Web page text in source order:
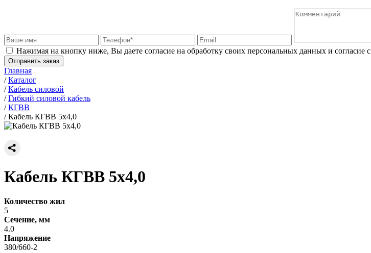
Нажимая на кнопку ниже, Вы даете согласие на обработку своих персональных данных и согласие с
Отправить заказ
Главная
/Каталог
/Кабель силовой
/Гибкий силовой кабель
/КГВВ
/Кабель КГВВ 5х4,0
Кабель КГВВ 5х4,0
Количество жил
5
Сечение, мм
4.0
Напряжение
380/660-2